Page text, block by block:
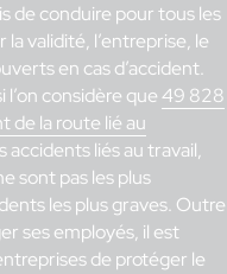
de conduire pour tous les
validité, l’entreprise, le
en cas d’accident.
considère que49 828
de la route lié au
accidents liés au travail,
sont pas les plus
les plus graves. Outre
ses employés, il est
de protéger le